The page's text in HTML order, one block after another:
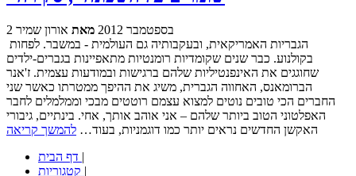
2 בספטמבר 2012 מאת אורון שמיר
בקולנוע. כבר שנים שקומדיות רומנטיות מתאפיינות בגברים-ילדים
שחוגגים את האינפנטיליות שלהם ברגישות ובמודעות עצמית. ז'אנר
הברומאנס, האחווה הגברית, משיג את ההיפך ממטרתו כאשר שני
החברים הכי טובים נוטים למצוא עצמם רוטטים מבכי וממלמלים לחבר
האפלטוני הטוב ביותר שלהם – אני אוהב אותך, אחי. בינתיים, גיבורי
האקשן החדשים נראים יותר כמו דוגמניות, בעוד… להמשך קריאה
|
|